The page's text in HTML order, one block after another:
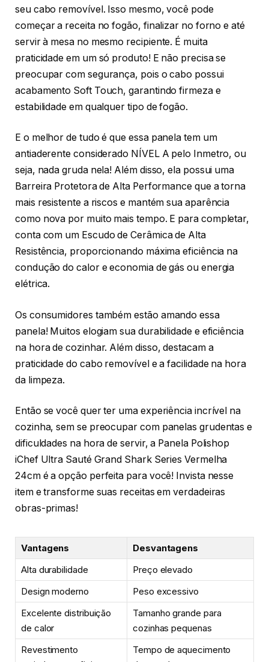
seu cabo removível. Isso mesmo, você pode
começar a receita no fogão, finalizar no forno e até
servir à mesa no mesmo recipiente. É muita
praticidade em um só produto! E não precisa se
preocupar com segurança, pois o cabo possui
acabamento Soft Touch, garantindo firmeza e
estabilidade em qualquer tipo de fogão.
E o melhor de tudo é que essa panela tem um
antiaderente considerado NÍVEL A pelo Inmetro, ou
seja, nada gruda nela! Além disso, ela possui uma
Barreira Protetora de Alta Performance que a torna
mais resistente a riscos e mantém sua aparência
como nova por muito mais tempo. E para completar,
conta com um Escudo de Cerâmica de Alta
Resistência, proporcionando máxima eficiência na
condução do calor e economia de gás ou energia
elétrica.
Os consumidores também estão amando essa
panela! Muitos elogiam sua durabilidade e eficiência
na hora de cozinhar. Além disso, destacam a
praticidade do cabo removível e a facilidade na hora
da limpeza.
Então se você quer ter uma experiência incrível na
cozinha, sem se preocupar com panelas grudentas e
dificuldades na hora de servir, a Panela Polishop
iChef Ultra Sauté Grand Shark Series Vermelha
24cm é a opção perfeita para você! Invista nesse
item e transforme suas receitas em verdadeiras
obras-primas!
Vantagens
Desvantagens
Alta durabilidade
Preço elevado
Design moderno
Peso excessivo
Excelente distribuição
de calor
Tamanho grande para
cozinhas pequenas
Revestimento
Tempo de aquecimento